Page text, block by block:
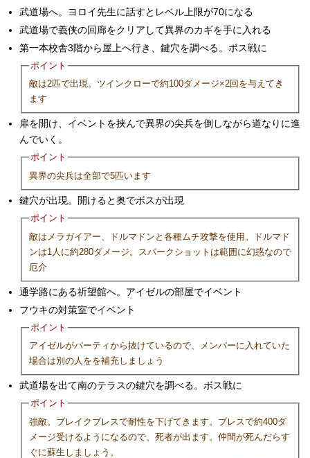
武道場へ。ヨロイ先生に話すとレベル上限が70になる
武道場で義侠の回廊をクリアして異界のカギを手に入れる
第一本校舎3階から屋上へ行き、鍵穴を調べる。ボス戦に
ポイント
敵は2匹で出現。ツインクローで約100ダメージ×2回を与えてき
ます
扉を開け、イベントを挟んで異界の尖兵を倒しながら道なりに進
んでいく。
ポイント
異界の尖兵は全部で5匹います
鍵穴が出現。開けると奥でボスが出現
ポイント
敵はメラガイアー、ドルマドンと各種ムチ攻撃を使用。ドルマド
ンは1人に約280ダメージ。スパークショットは範囲に幻惑なので
厄介
通学路にある祈望館へ。アイゼルの部屋でイベント
フウキの対策室でイベント
ポイント
アイゼルがパーティから抜けているので、メンバーに入れていた
場合は別の人をを補充しましょう
武道場を出て南のテラスの鍵穴を調べる。ボス戦に
ポイント
強敵。ブレイクブレスで耐性を下げてきます。ブレスで約400ダ
メージ受けるようになるので、死者が出ます。仲間が死んだらす
ぐに蘇生しましょう。